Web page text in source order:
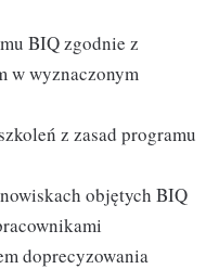
BIQ zgodnie z
w wyznaczonym
z zasad programu
objętych BIQ
doprecyzowania